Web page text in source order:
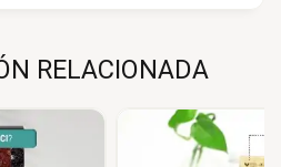
RELACIONADA